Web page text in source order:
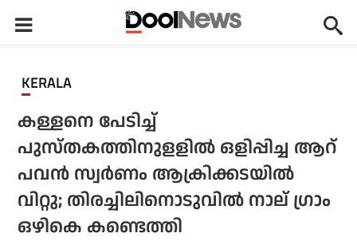
KERALA
കള്ളനെ പേടിച്ച്
പുസ്തകത്തിനുളളില്‍ ഒളിപ്പിച്ച ആറ്
പവന്‍ സ്വര്‍ണം ആക്രിക്കടയില്‍
വിറ്റു; തിരച്ചിലിനൊടുവില്‍ നാല് ഗ്രാം
ഒഴികെ കണ്ടെത്തി